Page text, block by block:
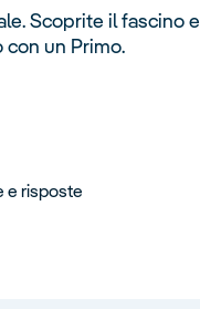
Scoprite il fascino
un Primo.
e risposte